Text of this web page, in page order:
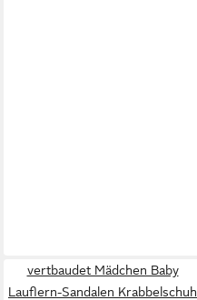
vertbaudet Mädchen Baby
Lauflern-Sandalen Krabbelschuh